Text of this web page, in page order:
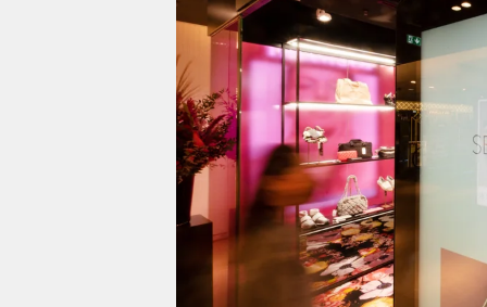
verlag
veranstaltungen
shop
fragen & hilfe
unterstützen
abo
genossenschaft